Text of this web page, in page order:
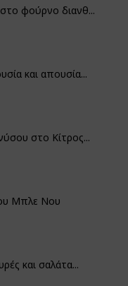
φούρνο διανθ...
και απουσία...
στο Κίτρος...
Μπλε Νου
και σαλάτα...